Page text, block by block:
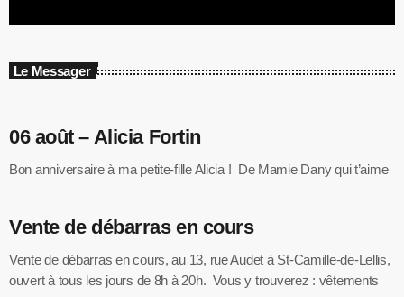
Le Messager
06 août – Alicia Fortin
Bon anniversaire à ma petite-fille Alicia ! De Mamie Dany qui t’aime
Vente de débarras en cours
Vente de débarras en cours, au 13, rue Audet à St-Camille-de-Lellis,
ouvert à tous les jours de 8h à 20h. Vous y trouverez : vêtements